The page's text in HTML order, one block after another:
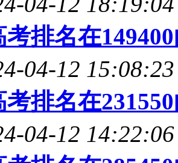
考排名在
04-12 15:08:23
考排名在
04-12 14:22:06